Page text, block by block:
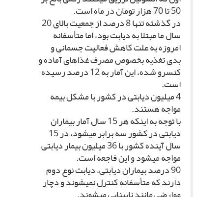
50 تا 70 هزار تومان در ماه است.
در گذشته تنها 8 درصد از جمعیت بالاى 20
سال ما مبتلا به دیابت بود، اما متأسفانه
امروزه به علت کاهش فعالیت جسمانى و
بدى تغذیه بخصوص مصرف غذاهاى آماده و
کنسرو شده، این آمار به 12 درصد رسیده
است.
4 میلیون دیابتى در کشور با مشکل بیمه
مواجه هستند.
با توجه به اینکه هر 15 سال آمار بیماران
دیابتى در کشور سه برابر مى‏شود، در 15
سال آینده کشور با 36 میلیون بیمار دیابتى
مواجه مى‏شود و این فاجعه است.
90 درصد بیماران دیابتى، دیابت نوع دوم
دارند که متأسفانه کنترل نمى‏شوند و دچار